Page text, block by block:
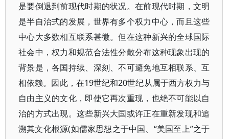
是要倒退到前现代时期的状况。在前现代时期，文明
是半自治式的发展，世界有多个权力中心，而且这些
中心大多数相互联系甚微。但在这种新兴的全球国际
社会中，权力和规范合法性分散分布这种现象出现的
背景是，各国持续、深刻、不可避免地互相联系、互
相依赖。因此，在19世纪和20世纪从属于西方权力与
自由主义的文化，即使它再次重现，也绝不可能以自
治的方式出现。这些新兴大国或许正在重新发现和追
溯其文化根源(如儒家思想之于中国、“美国至上”之于